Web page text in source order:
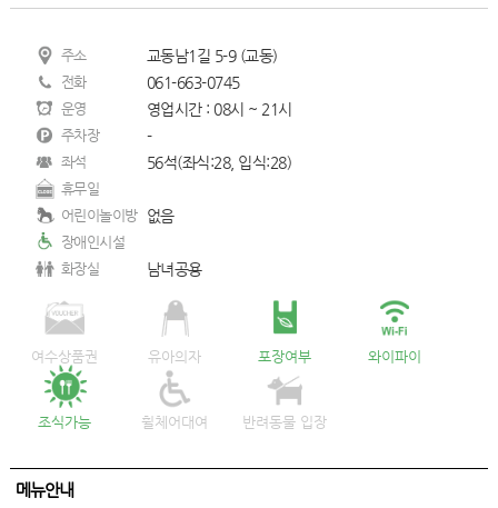
주소 교동남1길 5-9 (교동)
전화 061-663-0745
운영 영업시간 : 08시 ~ 21시
주차장 -
좌석 56석(좌식:28, 입식:28)
휴무일
어린이놀이방
없음
장애인시설
화장실
남녀공용
여수상품권 유아의자 포장여부 와이파이
조식가능 휠체어대여 반려동물 입장
메뉴안내